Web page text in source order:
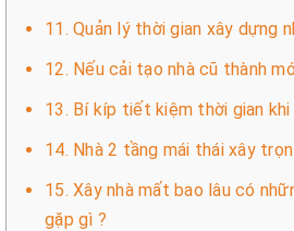
11. Quản lý thời gian xây dựng
12. Nếu cải tạo nhà cũ thành
13. Bí kíp tiết kiệm thời gian khi
14. Nhà 2 tầng mái thái xây
15. Xây nhà mất bao lâu có
gặp gì ?